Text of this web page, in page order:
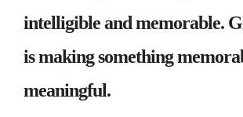
intelligible and memorable.
is making something
meaningful.